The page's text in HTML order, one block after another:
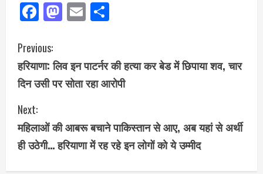
Facebook
Mastodon
Email
Previous:
हरियाणा: लिव इन पाटर्नर की हत्या कर बेड में छिपाया शव, चार
दिन उसी पर सोता रहा आरोपी
Next:
महिलाओं की आबरू बचाने पाकिस्तान से आए, अब यहां से अर्थी
ही उठेगी… हरियाणा में रह रहे इन लोगों को ये उम्मीद